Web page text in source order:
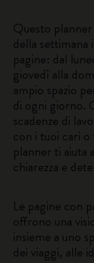
Questo
della settimana
pagine: dal
giovedì alla
ampio spazio
di ogni giorno.
scadenze di
con i tuoi cari
planner ti aiuta
chiarezza e
Le pagine con
offrono una
insieme a uno
dei viaggi, alle